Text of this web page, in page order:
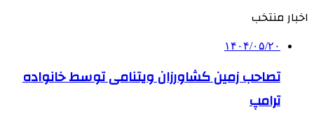
اخبار منتخب
۱۴۰۴/۰۵/۲۰
تصاحب زمین کشاورزان ویتنامی توسط خانواده
ترامپ